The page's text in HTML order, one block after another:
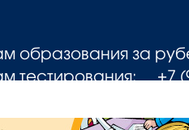
образования за
тестирования: +7